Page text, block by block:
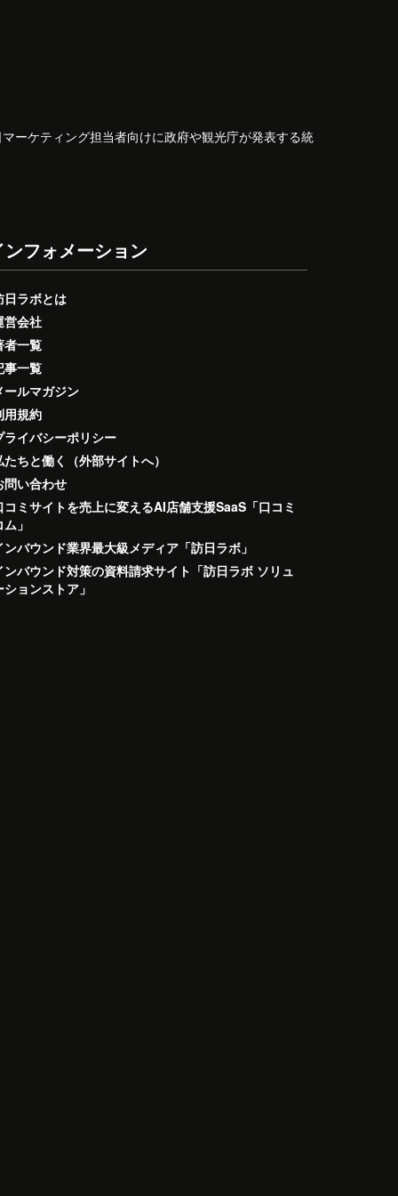
ーケティング担当者向けに政府や観光庁が発表する統
ンフォメーション
日ラボとは
営会社
者一覧
事一覧
ールマガジン
用規約
ライバシーポリシー
たちと働く（外部サイトへ）
問い合わせ
コミサイトを売上に変えるAI店舗支援SaaS「口コミ
」
ンバウンド業界最大級メディア「訪日ラボ」
ンバウンド対策の資料請求サイト「訪日ラボ ソリュ
ションストア」